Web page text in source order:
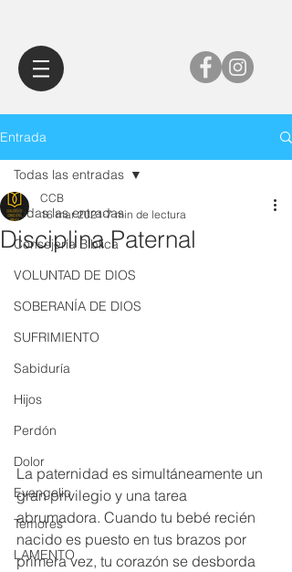
Entrada
Todas las entradas
Consejería Bíblica
VOLUNTAD DE DIOS
SOBERANÍA DE DIOS
SUFRIMIENTO
Sabiduría
Hijos
Perdón
Dolor
Evangelio
Temores
LAMENTO
Todas las entradas
Disciplina Paternal
CCB
16 mar 2021 7 min de lectura
La paternidad es simultáneamente un
gran privilegio y una tarea
abrumadora. Cuando tu bebé recién
nacido es puesto en tus brazos por
primera vez, tu corazón se desborda